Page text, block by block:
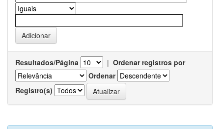
Resultados/Página | Ordenar registros por
Ordenar
Registro(s)